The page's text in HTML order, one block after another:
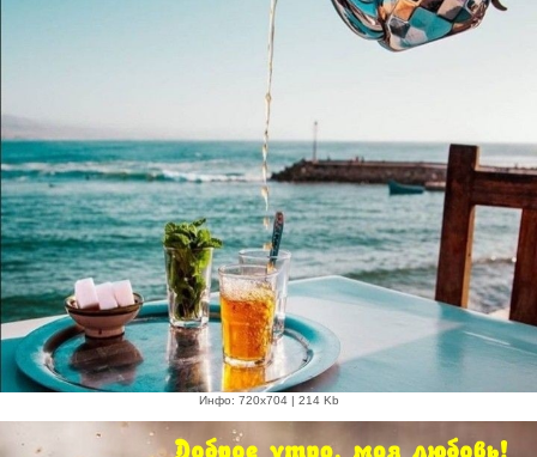
Инфо: 720х704 | 214 Kb